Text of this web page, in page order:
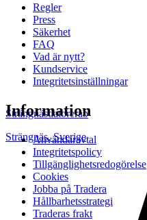
Strängnäsdatorerab
Strängnäs,Sverige
Regler
Press
Säkerhet
FAQ
Vad är nytt?
Kundservice
Integritetsinställningar
Information
Användaravtal
Integritetspolicy
Tillgänglighetsredogörelse
Cookies
Jobba på Tradera
Hållbarhetsstrategi
Traderas frakt